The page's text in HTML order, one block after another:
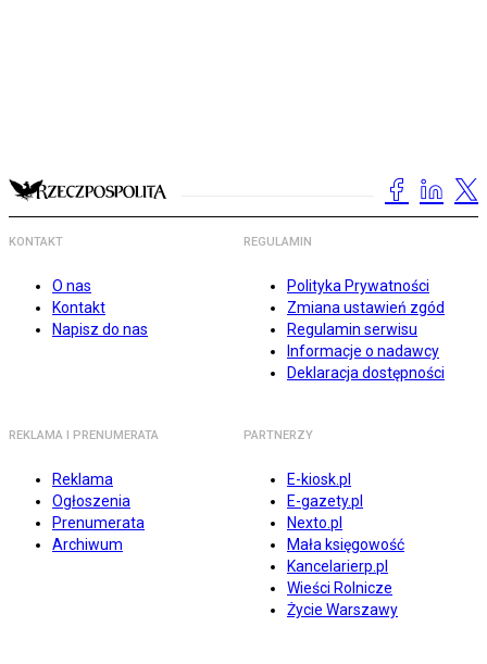
KONTAKT
O nas
Kontakt
Napisz do nas
REGULAMIN
Polityka Prywatności
Zmiana ustawień zgód
Regulamin serwisu
Informacje o nadawcy
Deklaracja dostępności
REKLAMA I PRENUMERATA
Reklama
Ogłoszenia
Prenumerata
Archiwum
PARTNERZY
E-kiosk.pl
E-gazety.pl
Nexto.pl
Mała księgowość
Kancelarierp.pl
Wieści Rolnicze
Życie Warszawy